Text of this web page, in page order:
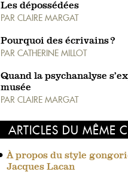
Les dépossédées
PAR CLAIRE MARGAT
Pourquoi des écrivains ?
PAR CATHERINE MILLOT
Quand la psychanalyse
musée
PAR CLAIRE MARGAT
ARTICLES DU MÊME
À propos du style
Jacques Lacan